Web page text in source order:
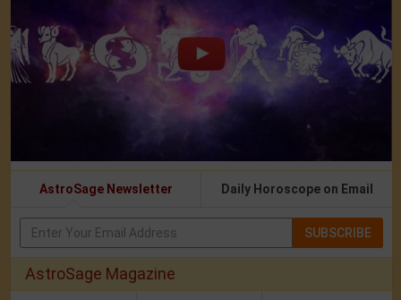
AstroSage Newsletter Daily Horoscope on Email
SUBSCRIBE
AstroSage Magazine